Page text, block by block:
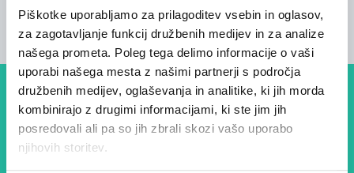
Piškotke uporabljamo za prilagoditev vsebin in oglasov,
za zagotavljanje funkcij družbenih medijev in za analize
našega prometa. Poleg tega delimo informacije o vaši
uporabi našega mesta z našimi partnerji s področja
družbenih medijev, oglaševanja in analitike, ki jih morda
kombinirajo z drugimi informacijami, ki ste jim jih
posredovali ali pa so jih zbrali skozi vašo uporabo
njihovih storitev.
Dogodki, članki in zgodbe iz
evropske prestolnice kulture
– prijavite se na naš novičnik